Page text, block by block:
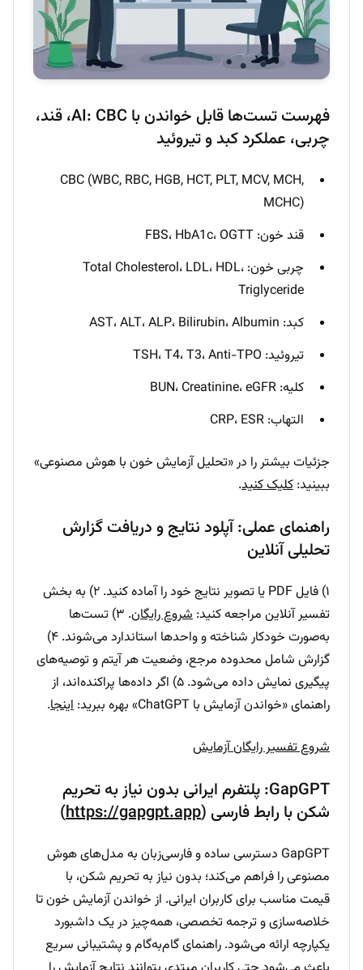
فهرست تست‌ها قابل خواندن با AI: CBC، قند،
چربی، عملکرد کبد و تیروئید
CBC (WBC, RBC, HGB, HCT, PLT, MCV, MCH,
MCHC)
قند خون: FBS، HbA1c، OGTT
چربی خون: Total Cholesterol، LDL، HDL،
Triglyceride
کبد: AST، ALT، ALP، Bilirubin، Albumin
تیروئید: TSH، T4، T3، Anti-TPO
کلیه: BUN، Creatinine، eGFR
التهاب: CRP، ESR
جزئیات بیشتر را در «تحلیل آزمایش خون با هوش مصنوعی»
ببینید: کلیک کنید.
راهنمای عملی: آپلود نتایج و دریافت گزارش
تحلیلی آنلاین
۱) فایل PDF یا تصویر نتایج خود را آماده کنید. ۲) به بخش
تفسیر آنلاین مراجعه کنید: شروع رایگان
. ۳) تست‌ها
به‌صورت خودکار شناخته و واحدها استاندارد می‌شوند. ۴)
گزارش شامل محدوده مرجع، وضعیت هر آیتم و توصیه‌های
پیگیری نمایش داده می‌شود. ۵) اگر داده‌ها پراکنده‌اند، از
راهنمای «خواندن آزمایش با ChatGPT» بهره ببرید:
اینجا.
شروع تفسیر رایگان آزمایش
GapGPT: پلتفرم ایرانی بدون نیاز به تحریم
شکن با رابط فارسی (https://gapgpt.app
)
GapGPT دسترسی ساده و فارسی‌زبان به مدل‌های هوش
مصنوعی را فراهم می‌کند؛ بدون نیاز به تحریم شکن، با
قیمت مناسب برای کاربران ایرانی. از خواندن آزمایش خون تا
خلاصه‌سازی و ترجمه تخصصی، همه‌چیز در یک داشبورد
یکپارچه ارائه می‌شود. راهنمای گام‌به‌گام و پشتیبانی سریع